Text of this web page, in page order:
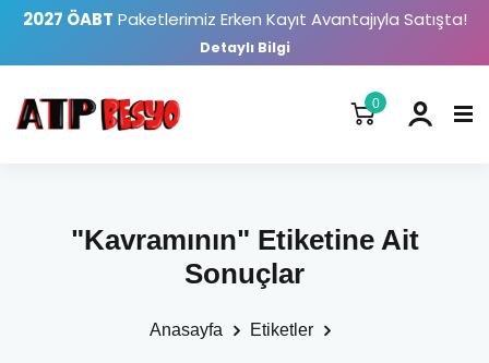
2027 ÖABT Paketlerimiz Erken Kayıt Avantajıyla Satışta!
Detaylı Bilgi
0
"Kavramının" Etiketine Ait
Sonuçlar
Anasayfa Etiketler